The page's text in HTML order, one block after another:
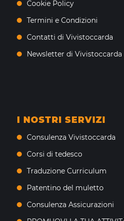
Cookie Policy
Termini e Condizioni
Contatti di Vivistoccarda
Newsletter di Vivistoccarda
I NOSTRI SERVIZI
Consulenza Vivistoccarda
Corsi di tedesco
Traduzione Curriculum
Patentino del muletto
Consulenza Assicurazioni